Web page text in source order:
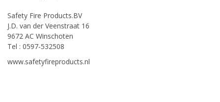
Safety Fire Products.BV
J.D. van der Veenstraat 16
9672 AC Winschoten
Tel : 0597-532508
www.safetyfireproducts.nl